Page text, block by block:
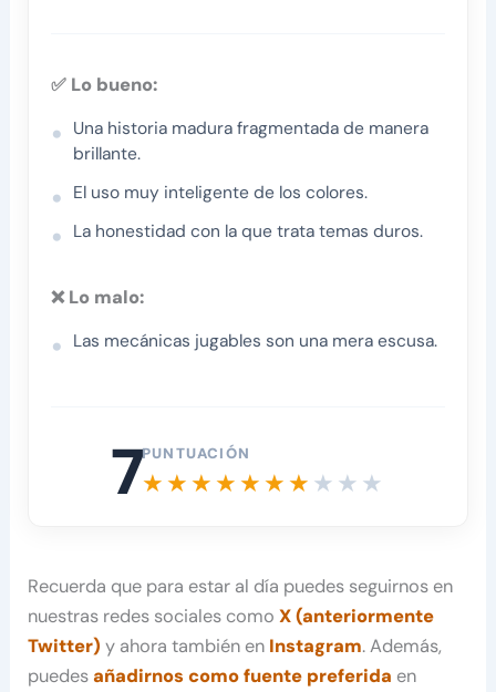
✅ Lo bueno:
Una historia madura fragmentada de manera
brillante.
El uso muy inteligente de los colores.
La honestidad con la que trata temas duros.
❌ Lo malo:
Las mecánicas jugables son una mera escusa.
7PUNTUACIÓN
Recuerda que para estar al día puedes seguirnos en
nuestras redes sociales comoX (anteriormente
Twitter) y ahora también en Instagram. Además,
puedesañadirnos como fuente preferida en